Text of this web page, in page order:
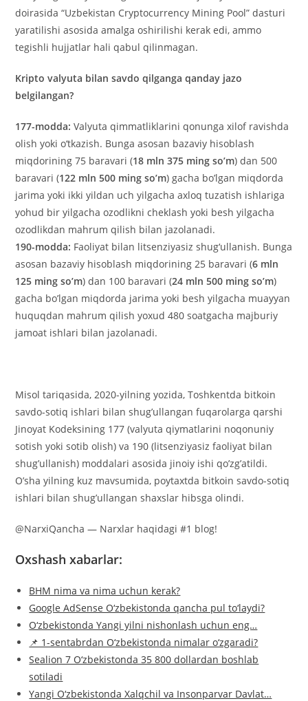
doirasida “Uzbekistan Cryptocurrency Mining Pool” dasturi
yaratilishi asosida amalga oshirilishi kerak edi, ammo
tegishli hujjatlar hali qabul qilinmagan.
Kripto valyuta bilan savdo qilganga qanday jazo
belgilangan?
177-modda: Valyuta qimmatliklarini qonunga xilof ravishda
olish yoki o‘tkazish. Bunga asosan bazaviy hisoblash
miqdorining 75 baravari (18 mln 375 ming so’m) dan 500
baravari (122 mln 500 ming so’m) gacha bo’lgan miqdorda
jarima yoki ikki yildan uch yilgacha axloq tuzatish ishlariga
yohud bir yilgacha ozodlikni cheklash yoki besh yilgacha
ozodlikdan mahrum qilish bilan jazolanadi.
190-modda: Faoliyat bilan litsenziyasiz shug‘ullanish. Bunga
asosan bazaviy hisoblash miqdorining 25 baravari (6 mln
125 ming so’m) dan 100 baravari (24 mln 500 ming so’m)
gacha bo’lgan miqdorda jarima yoki besh yilgacha muayyan
huquqdan mahrum qilish yoxud 480 soatgacha majburiy
jamoat ishlari bilan jazolanadi.
Misol tariqasida, 2020-yilning yozida, Toshkentda bitkoin
savdo-sotiq ishlari bilan shug’ullangan fuqarolarga qarshi
Jinoyat Kodeksining 177 (valyuta qiymatlarini noqonuniy
sotish yoki sotib olish) va 190 (litsenziyasiz faoliyat bilan
shug’ullanish) moddalari asosida jinoiy ishi qo’zg’atildi.
O’sha yilning kuz mavsumida, poytaxtda bitkoin savdo-sotiq
ishlari bilan shug’ullangan shaxslar hibsga olindi.
@NarxiQancha — Narxlar haqidagi #1 blog!
Oxshash xabarlar:
BHM nima va nima uchun kerak?
Google AdSense O‘zbekistonda qancha pul to‘laydi?
O‘zbekistonda Yangi yilni nishonlash uchun eng…
📌 1-sentabrdan O‘zbekistonda nimalar o‘zgaradi?
Sealion 7 O‘zbekistonda 35 800 dollardan boshlab
sotiladi
Yangi O‘zbekistonda Xalqchil va Insonparvar Davlat…